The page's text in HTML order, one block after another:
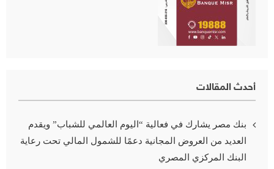
أحدث المقالات
بنك مصر يشارك في فعالية “اليوم العالمي للشباب” ويقدم
العديد من العروض المجانية دعمًا للشمول المالي تحت رعاية
البنك المركزي المصري